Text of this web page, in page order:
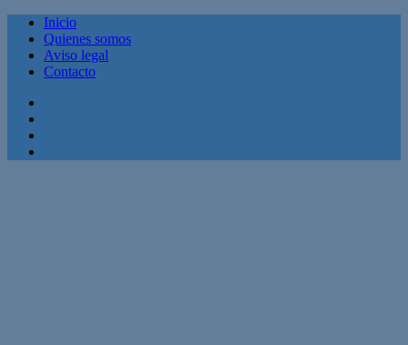
Inicio
Quienes somos
Aviso legal
Contacto